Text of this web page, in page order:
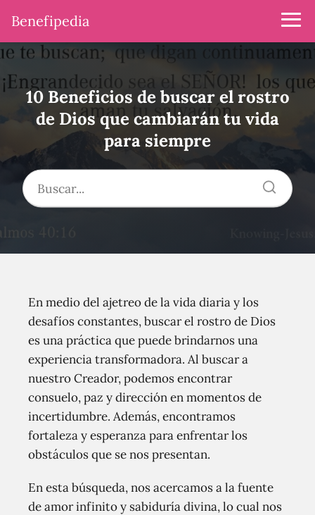
Benefipedia
10 Beneficios de buscar el rostro
de Dios que cambiarán tu vida
para siempre
En medio del ajetreo de la vida diaria y los
desafíos constantes, buscar el rostro de Dios
es una práctica que puede brindarnos una
experiencia transformadora. Al buscar a
nuestro Creador, podemos encontrar
consuelo, paz y dirección en momentos de
incertidumbre. Además, encontramos
fortaleza y esperanza para enfrentar los
obstáculos que se nos presentan.
En esta búsqueda, nos acercamos a la fuente
de amor infinito y sabiduría divina, lo cual nos